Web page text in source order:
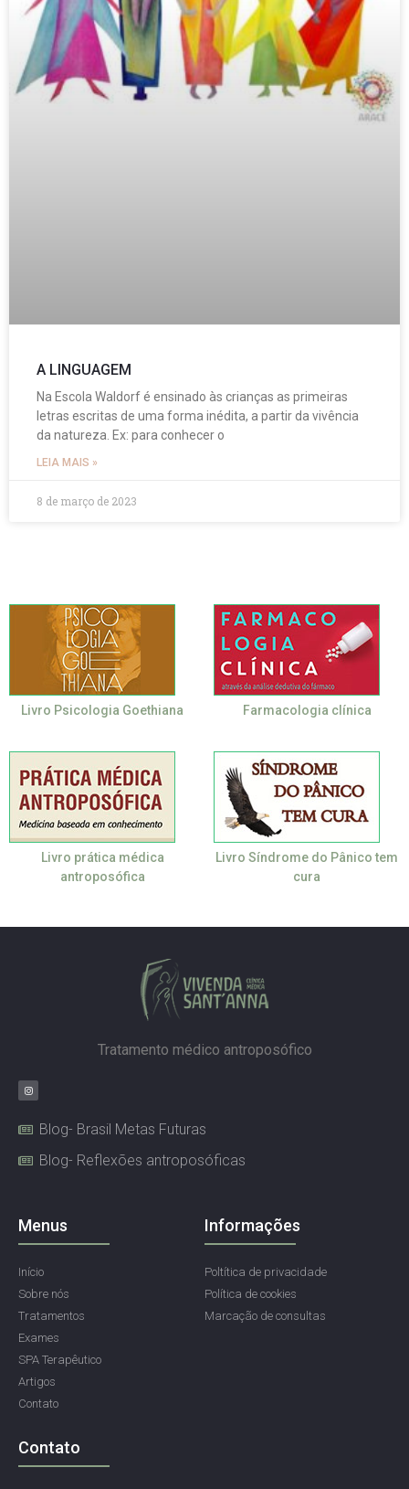
A LINGUAGEM
Na Escola Waldorf é ensinado às crianças as primeiras
letras escritas de uma forma inédita, a partir da vivência
da natureza. Ex: para conhecer o
LEIA MAIS »
8 de março de 2023
Livro Psicologia Goethiana Farmacologia clínica
Livro prática médica
antroposófica
Livro Síndrome do Pânico tem
cura
Tratamento médico antroposófico
Blog- Brasil Metas Futuras
Blog- Reflexões antroposóficas
Menus
Início
Sobre nós
Tratamentos
Exames
SPA Terapêutico
Artigos
Contato
Informações
Poltítica de privacidade
Política de cookies
Marcação de consultas
Contato